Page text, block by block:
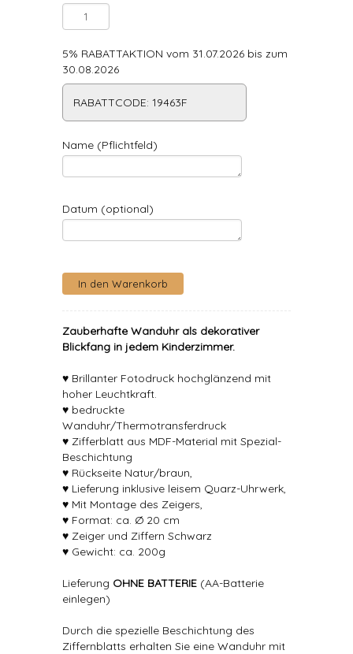
5% RABATTAKTION vom 31.07.2026 bis zum
30.08.2026
RABATTCODE: 19463F
Name (Pflichtfeld)
Datum (optional)
Zauberhafte Wanduhr als dekorativer
Blickfang in jedem Kinderzimmer.
♥ Brillanter Fotodruck hochglänzend mit
hoher Leuchtkraft.
♥ bedruckte
Wanduhr/Thermotransferdruck
♥ Zifferblatt aus MDF-Material mit Spezial-
Beschichtung
♥ Rückseite Natur/braun,
♥ Lieferung inklusive leisem Quarz-Uhrwerk,
♥ Mit Montage des Zeigers,
♥ Format: ca. Ø 20 cm
♥ Zeiger und Ziffern Schwarz
♥ Gewicht: ca. 200g
Lieferung OHNE BATTERIE (AA-Batterie
einlegen)
Durch die spezielle Beschichtung des
Ziffernblatts erhalten Sie eine Wanduhr mit